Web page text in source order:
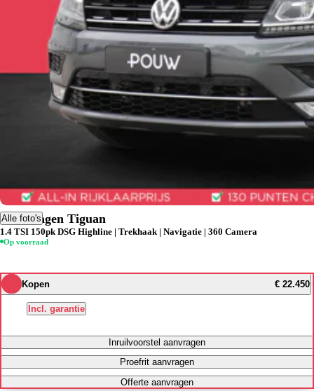
Alle foto's
Volkswagen Tiguan
1.4 TSI 150pk DSG Highline | Trekhaak | Navigatie | 360 Camera
Op voorraad
Kopen € 22.450
Incl. garantie
Inruilvoorstel aanvragen
Proefrit aanvragen
Offerte aanvragen